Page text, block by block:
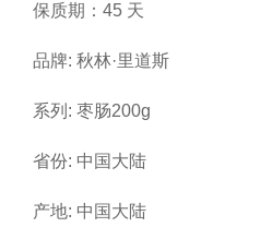
保质期：45 天
品牌: 秋林·里道斯
系列: 枣肠200g
省份: 中国大陆
产地: 中国大陆